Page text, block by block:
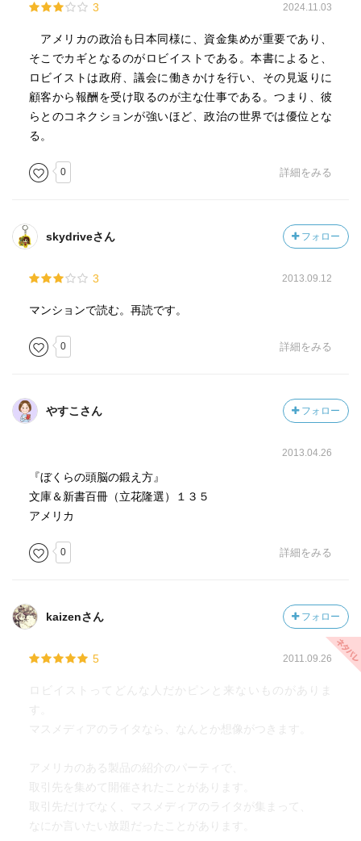
3 2024.11.03
アメリカの政治も日本同様に、資金集めが重要であり、
そこでカギとなるのがロビイストである。本書によると、
ロビイストは政府、議会に働きかけを行い、その見返りに
顧客から報酬を受け取るのが主な仕事である。つまり、彼
らとのコネクションが強いほど、政治の世界では優位とな
る。
0 詳細をみる
skydriveさん フォロー
3 2013.09.12
マンションで読む。再読です。
0 詳細をみる
やすこさん フォロー
2013.04.26
『ぼくらの頭脳の鍛え方』
文庫＆新書百冊（立花隆選）１３５
アメリカ
0 詳細をみる
kaizenさん フォロー
5 2011.09.26
ロビイストってどんな人だかピンと来ないものがありま
す。
マスメディアのライタなら、なんとか想像がつきます。
アメリカのある製品の紹介のパーティで、
取引先を集めて開催されたことがあります。
取引先だけでなく、マスメディアのライタが集まって、
なにか言いたい放題だったことがあります。